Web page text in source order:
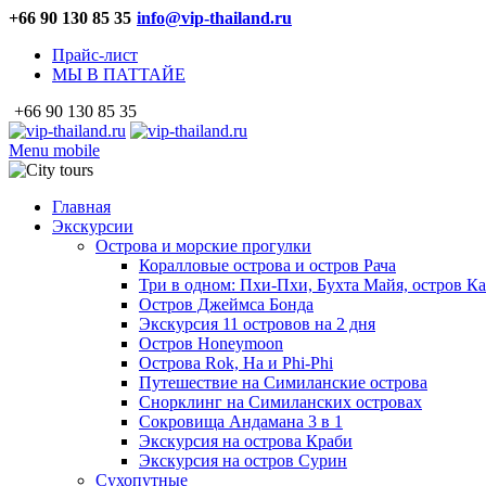
+66 90 130 85 35 info@vip-thailand.ru
Прайс-лист
МЫ В ПАТТАЙЕ
+66 90 130 85 35
Menu mobile
Главная
Экскурсии
Острова и морские прогулки
Коралловые острова и остров Рача
Три в одном: Пхи-Пхи, Бухта Майя, остров
Остров Джеймса Бонда
Экскурсия 11 островов на 2 дня
Остров Honeymoon
Острова Rok, Ha и Phi-Phi
Путешествие на Симиланские острова
Снорклинг на Симиланских островах
Сокровища Андамана 3 в 1
Экскурсия на острова Краби
Экскурсия на остров Сурин
Сухопутные